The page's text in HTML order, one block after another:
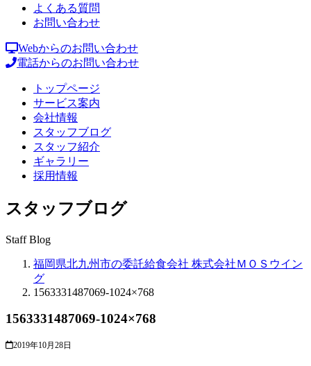
よくある質問
お問い合わせ
Webからのお問い合わせ
電話からのお問い合わせ
トップページ
サービス案内
会社情報
スタッフブログ
スタッフ紹介
ギャラリー
採用情報
スタッフブログ
Staff Blog
福岡県北九州市の委託給食会社 株式会社ＭＯＳウイン
グ
1563331487069-1024×768
1563331487069-1024×768
2019年10月28日